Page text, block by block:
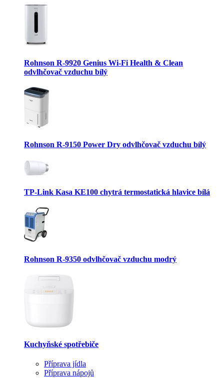
Rohnson R-9920 Genius Wi-Fi Health & Clean
odvlhčovač vzduchu bílý
Rohnson R-9150 Power Dry odvlhčovač vzduchu bílý
TP-Link Kasa KE100 chytrá termostatická hlavice bílá
Rohnson R-9350 odvlhčovač vzduchu modrý
Kuchyňské spotřebiče
Příprava jídla
Příprava nápojů